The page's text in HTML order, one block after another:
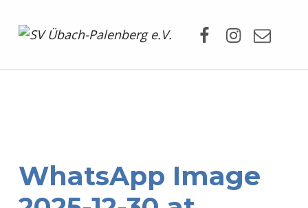
WhatsApp Image